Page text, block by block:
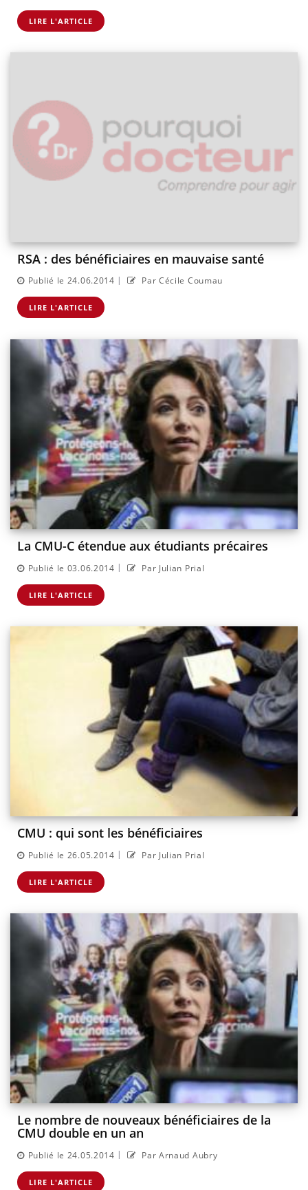
LIRE L'ARTICLE
RSA : des bénéficiaires en mauvaise santé
Publié le 24.06.2014 | Par Cécile Coumau
LIRE L'ARTICLE
La CMU-C étendue aux étudiants précaires
Publié le 03.06.2014 | Par Julian Prial
LIRE L'ARTICLE
CMU : qui sont les bénéficiaires
Publié le 26.05.2014 | Par Julian Prial
LIRE L'ARTICLE
Le nombre de nouveaux bénéficiaires de la
CMU double en un an
Publié le 24.05.2014 | Par Arnaud Aubry
LIRE L'ARTICLE